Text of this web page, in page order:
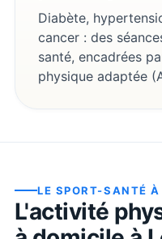
Diabète,
cancer : des
santé, encadrées
physique adaptée
LE SPORT-SANTÉ À
L'activité